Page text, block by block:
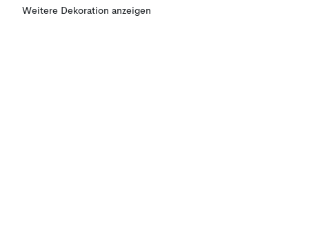
Weitere Dekoration anzeigen